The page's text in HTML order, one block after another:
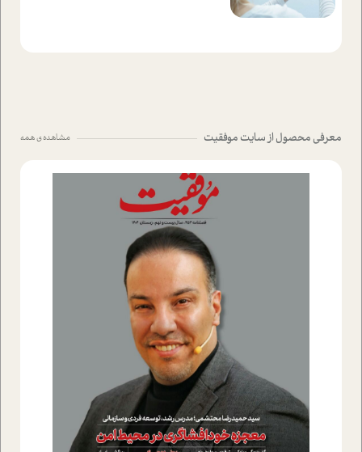
معرفی محصول از سایت موفقیت مشاهده ی همه